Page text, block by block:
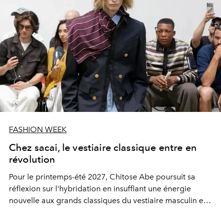
FASHION WEEK
Chez sacai, le vestiaire classique entre en
révolution
Pour le printemps-été 2027, Chitose Abe poursuit sa
réflexion sur l'hybridation en insufflant une énergie
nouvelle aux grands classiques du vestiaire masculin et